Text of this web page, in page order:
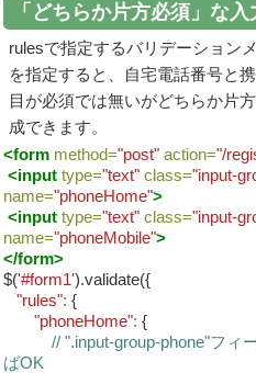
「どちらか片方必須」な
rulesで指定するバリデーション
を指定すると、自宅電話番号と
目が必須では無いがどちらか片
成できます。
<form method="post" action="/
<input type="text" class="input-
name="phoneHome">
<input type="text" class="input-
name="phoneMobile">
</form>
$('#form1').validate({
"rules": {
"phoneHome": {
// ".input-group-phone"フィ
ばOK